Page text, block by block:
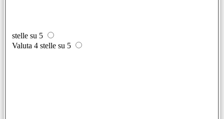
stelle su 5
Valuta 4 stelle su 5